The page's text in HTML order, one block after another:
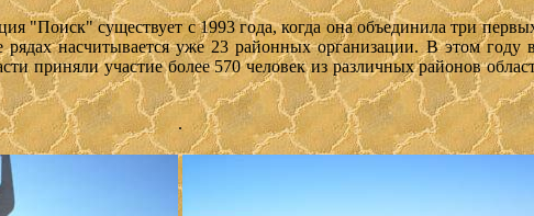
"Поиск" существует с 1993 года, когда она объединила три
насчитывается уже 23 районных организации. В этом году
приняли участие более 570 человек из различных районов
.